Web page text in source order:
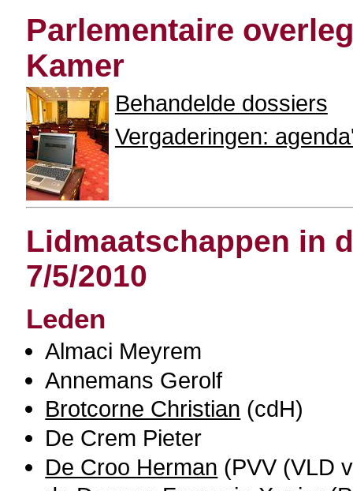
Parlementaire
Kamer
Behandelde dossiers
Vergaderingen:
Lidmaatschappen in
7/5/2010
Leden
Almaci Meyrem
Annemans Gerolf
Brotcorne Christian (cdH)
De Crem Pieter
De Croo Herman (PVV (VLD